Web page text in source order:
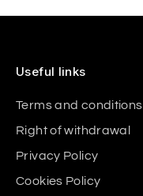
Useful links
Terms and conditions
Right of withdrawal
Privacy Policy
Cookies Policy